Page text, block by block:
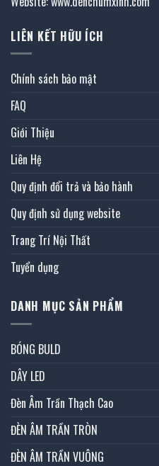
LIÊN KẾT HỮU ÍCH
Chính sách bảo mật
FAQ
Giới Thiệu
Liên Hệ
Quy định đổi trả và bảo hành
Quy định sử dụng website
Trang Trí Nội Thất
Tuyển dụng
DANH MỤC SẢN PHẨM
BÓNG BULD
DÂY LED
Đèn Âm Trần Thạch Cao
ĐÈN ÂM TRẦN TRÒN
ĐÈN ÂM TRẦN VUÔNG